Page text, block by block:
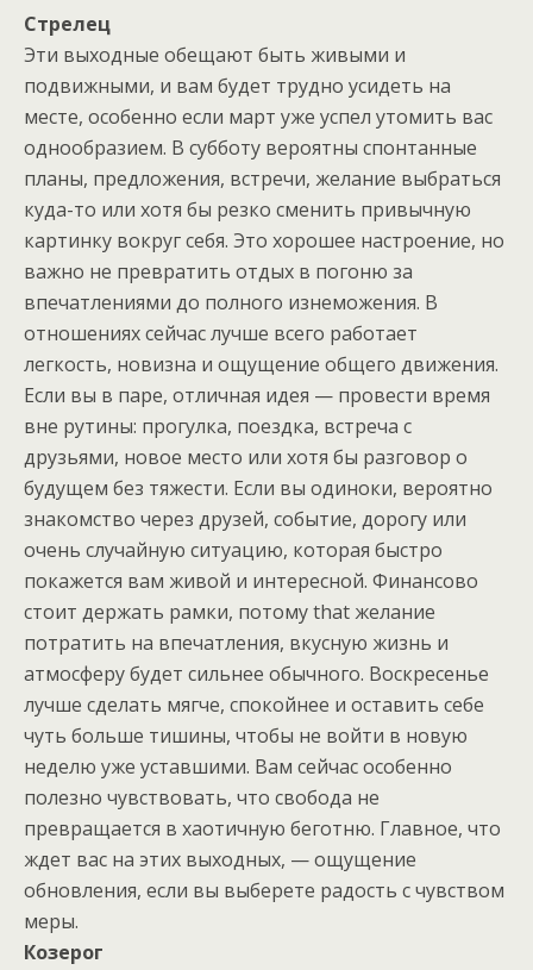
Стрелец
Эти выходные обещают быть живыми и
подвижными, и вам будет трудно усидеть на
месте, особенно если март уже успел утомить вас
однообразием. В субботу вероятны спонтанные
планы, предложения, встречи, желание выбраться
куда-то или хотя бы резко сменить привычную
картинку вокруг себя. Это хорошее настроение, но
важно не превратить отдых в погоню за
впечатлениями до полного изнеможения. В
отношениях сейчас лучше всего работает
легкость, новизна и ощущение общего движения.
Если вы в паре, отличная идея — провести время
вне рутины: прогулка, поездка, встреча с
друзьями, новое место или хотя бы разговор о
будущем без тяжести. Если вы одиноки, вероятно
знакомство через друзей, событие, дорогу или
очень случайную ситуацию, которая быстро
покажется вам живой и интересной. Финансово
стоит держать рамки, потому that желание
потратить на впечатления, вкусную жизнь и
атмосферу будет сильнее обычного. Воскресенье
лучше сделать мягче, спокойнее и оставить себе
чуть больше тишины, чтобы не войти в новую
неделю уже уставшими. Вам сейчас особенно
полезно чувствовать, что свобода не
превращается в хаотичную беготню. Главное, что
ждет вас на этих выходных, — ощущение
обновления, если вы выберете радость с чувством
меры.
Козерог